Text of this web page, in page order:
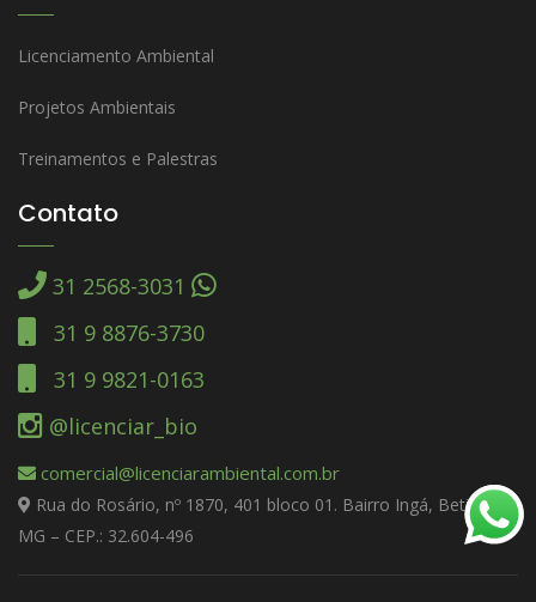
Licenciamento Ambiental
Projetos Ambientais
Treinamentos e Palestras
Contato
31 2568-3031
31 9 8876-3730
31 9 9821-0163
@licenciar_bio
comercial@licenciarambiental.com.br
Rua do Rosário, nº 1870, 401 bloco 01. Bairro Ingá, Betim –
MG – CEP.: 32.604-496